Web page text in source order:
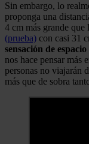
Sin embargo, lo
proponga una
4 cm más grande
(prueba) con casi 31
sensación de
nos hace pensar más
personas no viajarán
más que de sobra